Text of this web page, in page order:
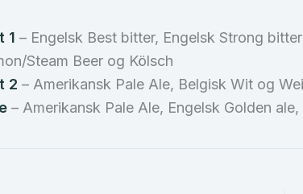
1 – Engelsk Best bitter, Engelsk Strong
Steam Beer og Kölsch
2 – Amerikansk Pale Ale, Belgisk Wit og
– Amerikansk Pale Ale, Engelsk Golden